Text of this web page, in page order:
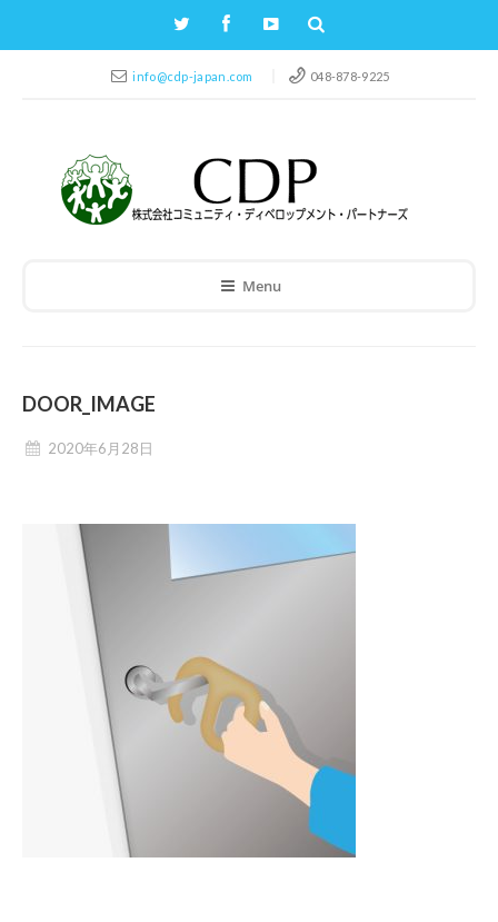
info@cdp-japan.com 048-878-9225
Menu
DOOR_IMAGE
2020年6月28日